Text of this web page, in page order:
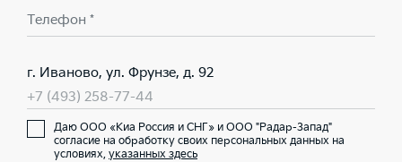
Телефон *
г. Иваново, ул. Фрунзе, д. 92
+7 (493) 258-77-44
Даю ООО «Киа Россия и СНГ» и ООО "Радар-Запад"
согласие на обработку своих персональных данных на
условиях, указанных здесь